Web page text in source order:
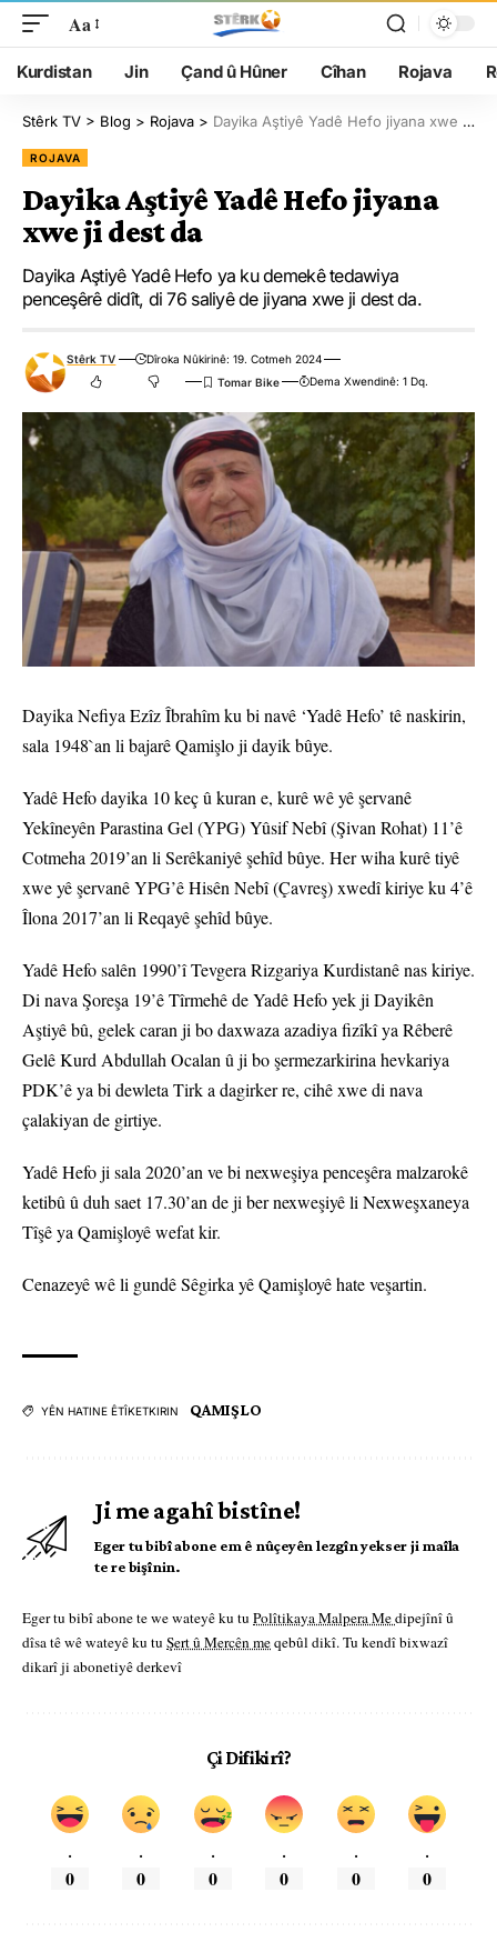
Aa
Kurdistan Jin Çand û Hûner Cîhan Rojava
Stêrk TV > Blog > Rojava > Dayika Aştiyê Yadê Hefo jiyana xwe ji dest da
ROJAVA
Dayika Aştiyê Yadê Hefo jiyana
xwe ji dest da
Dayika Aştiyê Yadê Hefo ya ku demekê tedawiya
penceşêrê didît, di 76 saliyê de jiyana xwe ji dest da.
Stêrk TV
Dîroka Nûkirinê: 19. Cotmeh 2024
Dema Xwendinê: 1 Dq.
Dayika Nefiya Ezîz Îbrahîm ku bi navê ‘Yadê Hefo’ tê naskirin,
sala 1948`an li bajarê Qamişlo ji dayik bûye.
Yadê Hefo dayika 10 keç û kuran e, kurê wê yê şervanê
Yekîneyên Parastina Gel (YPG) Yûsif Nebî (Şivan Rohat) 11’ê
Cotmeha 2019’an li Serêkaniyê şehîd bûye. Her wiha kurê tiyê
xwe yê şervanê YPG’ê Hisên Nebî (Çavreş) xwedî kiriye ku 4’ê
Îlona 2017’an li Reqayê şehîd bûye.
Yadê Hefo salên 1990’î Tevgera Rizgariya Kurdistanê nas kiriye.
Di nava Şoreşa 19’ê Tîrmehê de Yadê Hefo yek ji Dayikên
Aştiyê bû, gelek caran ji bo daxwaza azadiya fizîkî ya Rêberê
Gelê Kurd Abdullah Ocalan û ji bo şermezarkirina hevkariya
PDK’ê ya bi dewleta Tirk a dagirker re, cihê xwe di nava
çalakiyan de girtiye.
Yadê Hefo ji sala 2020’an ve bi nexweşiya penceşêra malzarokê
ketibû û duh saet 17.30’an de ji ber nexweşiyê li Nexweşxaneya
Tîşê ya Qamişloyê wefat kir.
Cenazeyê wê li gundê Sêgirka yê Qamişloyê hate veşartin.
YÊN HATINE ÊTÎKETKIRIN QAMIŞLO
Ji me agahî bistîne!
Eger tu bibî abone em ê nûçeyên lezgîn yekser ji maîla
te re bişînin.
Eger tu bibî abone te we wateyê ku tu Polîtikaya Malpera Medipejînî û
dîsa tê wê wateyê ku tu Şert û Mercên meqebûl dikî. Tu kendî bixwazî
dikarî ji abonetiyê derkevî
Çi Difikirî?
.
0
.
0
.
0
.
0
.
0
.
0